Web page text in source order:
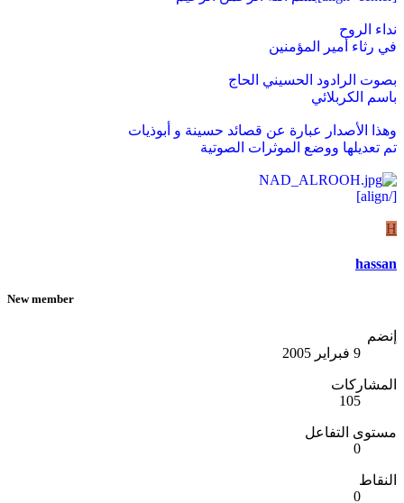
نداء الروح
في رثاء أمير المؤمنين
بصوت الرادود الحسيني الحاج
باسم الكربلائي
وهذا الأصدار عبارة عن قصائد حسينة و أبوذيات
تم تعديلها ووضع الموثرات الصوتية
[/align]
H
hassan
New member
إنضم
9 فبراير 2005
المشاركات
105
مستوى التفاعل
0
النقاط
0